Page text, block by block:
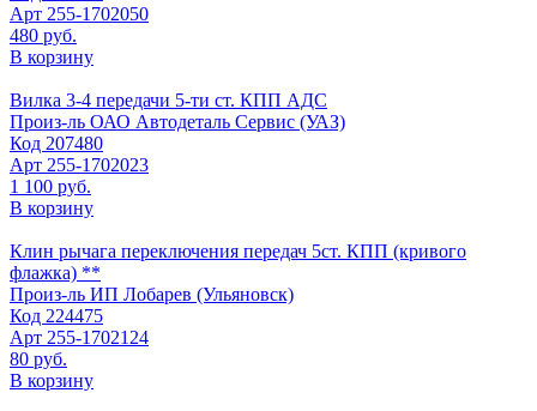
Арт 255-1702050
480 руб.
В корзину
Вилка 3-4 передачи 5-ти ст. КПП АДС
Произ-ль ОАО Автодеталь Сервис (УАЗ)
Код 207480
Арт 255-1702023
1 100 руб.
В корзину
Клин рычага переключения передач 5ст. КПП (кривого
флажка) **
Произ-ль ИП Лобарев (Ульяновск)
Код 224475
Арт 255-1702124
80 руб.
В корзину